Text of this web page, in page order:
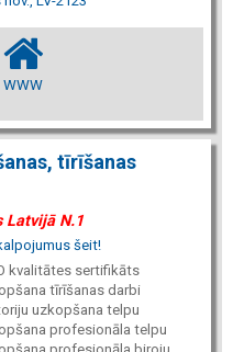
WWW
tīrīšanas
Latvijā N.1
šeit!
kvalitātes sertifikāts
tīrīšanas darbi
uzkopšana telpu
profesionāla telpu
profesionāla biroju